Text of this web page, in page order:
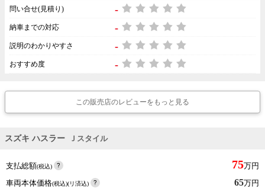
問い合せ(見積り) -
納車までの対応 -
説明のわかりやすさ -
おすすめ度 -
この販売店のレビューをもっと見る
スズキ ハスラー Ｊスタイル
支払総額(税込) 75万円
車両本体価格(税込)(リ済込) 65万円